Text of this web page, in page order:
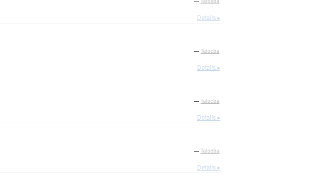
Details ▸
— Tatoeba
Details ▸
— Tatoeba
Details ▸
— Tatoeba
Details ▸